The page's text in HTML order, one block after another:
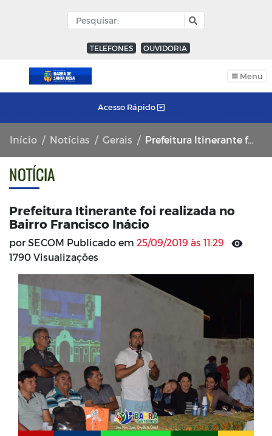
TELEFONES OUVIDORIA
Menu
Acesso Rápido
Início Notícias Gerais Prefeitura Itinerante foi realizada no Bairro Francisco Inácio
NOTÍCIA
Prefeitura Itinerante foi realizada no
Bairro Francisco Inácio
por SECOM Publicado em 25/09/2019 às 11:29
1790 Visualizações